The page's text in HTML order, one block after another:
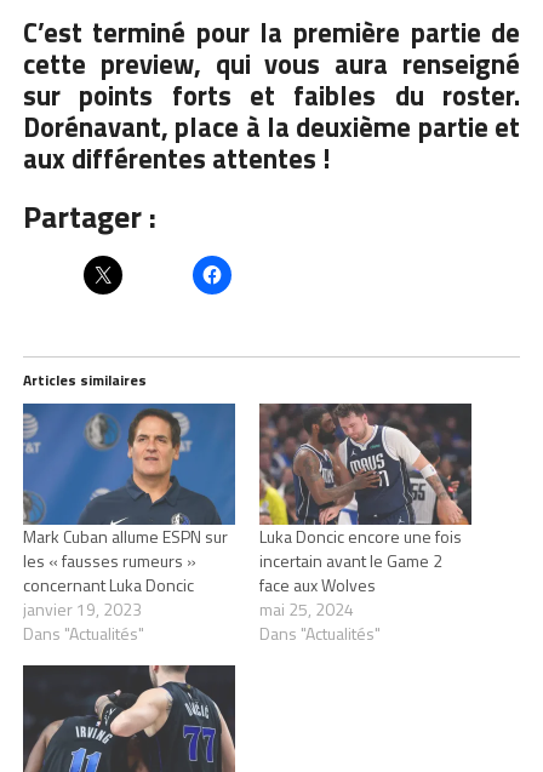
C’est terminé pour la première partie de
cette preview, qui vous aura renseigné
sur points forts et faibles du roster.
Dorénavant, place à la deuxième partie et
aux différentes attentes !
Partager :
Articles similaires
Mark Cuban allume ESPN sur
les « fausses rumeurs »
concernant Luka Doncic
janvier 19, 2023
Dans "Actualités"
Luka Doncic encore une fois
incertain avant le Game 2
face aux Wolves
mai 25, 2024
Dans "Actualités"